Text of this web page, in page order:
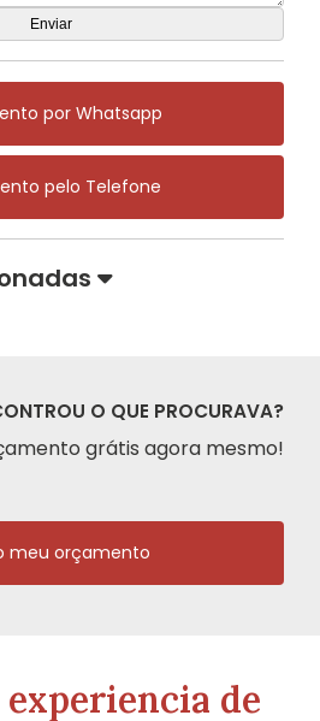
por Whatsapp
pelo Telefone
O QUE PROCURAVA?
grátis agora mesmo!
meu orçamento
de